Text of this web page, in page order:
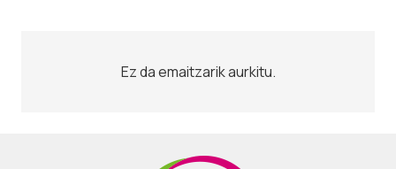
Ez da emaitzarik aurkitu.